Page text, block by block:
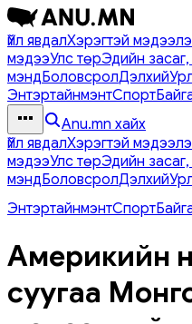
Үйл явдалХэрэгтэй
мэдээУлс төрЭдийн
мэндБоловсролДэлхий
ЭнтэртайнмэнтСпорт
Anu.mn хайх
Үйл явдалХэрэгтэй
мэдээУлс төрЭдийн
мэндБоловсролДэлхий
ЭнтэртайнмэнтСпорт
Америкийн
суугаа